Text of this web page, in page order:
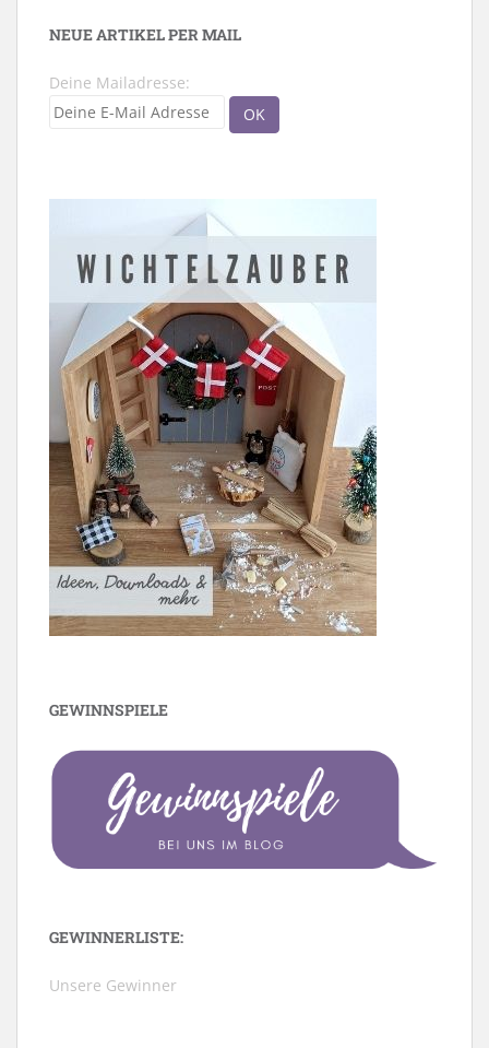
NEUE ARTIKEL PER MAIL
Deine Mailadresse:
GEWINNSPIELE
GEWINNERLISTE:
Unsere Gewinner